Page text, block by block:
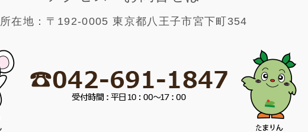
所在地：〒192-0005 東京都八王子市宮下町354